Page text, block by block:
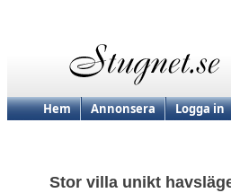
Hem Annonsera Logga in
Stor villa unikt